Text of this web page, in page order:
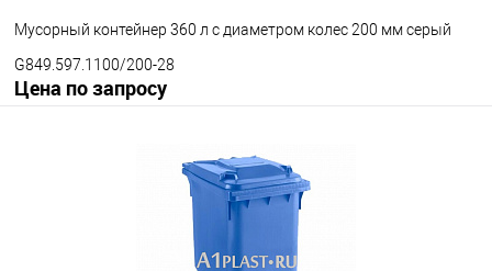
Мусорный контейнер 360 л с диаметром колес 200 мм серый
G849.597.1100/200-28
Цена по запросу
Запросить цену
Под заказ